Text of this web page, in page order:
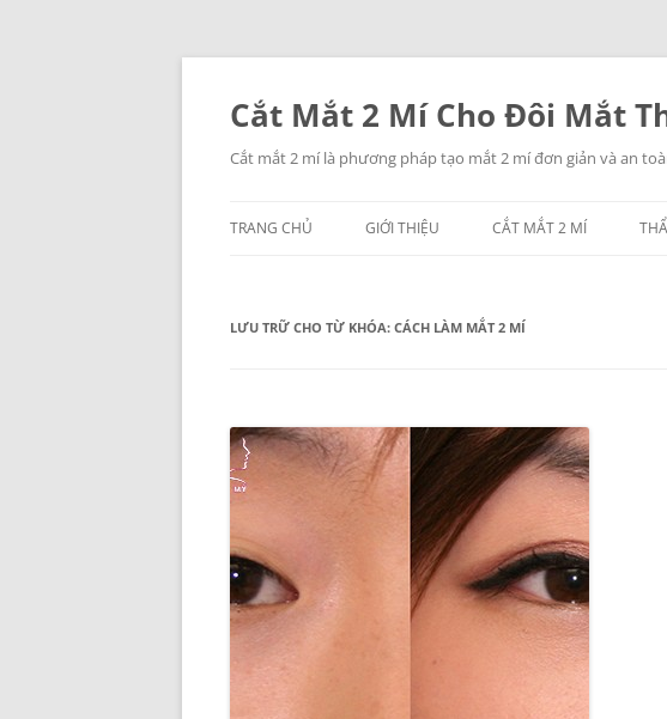
Chuyển
dung
Cắt Mắt 2 Mí Cho Đôi Mắt
Cắt mắt 2 mí là phương pháp tạo mắt 2 mí đơn giản và an
TRANG CHỦ GIỚI THIỆU CẮT MẮT 2 MÍ
LƯU TRỮ CHO TỪ KHÓA: CÁCH LÀM MẮT 2 MÍ